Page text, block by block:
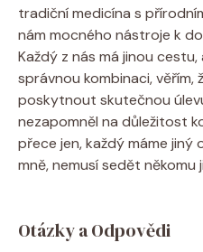
tradiční medicína s
nám mocného nástroje k
Každý z nás má jinou
správnou kombinaci, věřím,
⁣poskytnout‌ skutečnou
nezapomněl na důležitost
přece jen, ​každý máme ​jiný‍
‌mně, nemusí sedět někomu
Otázky a Odpovědi